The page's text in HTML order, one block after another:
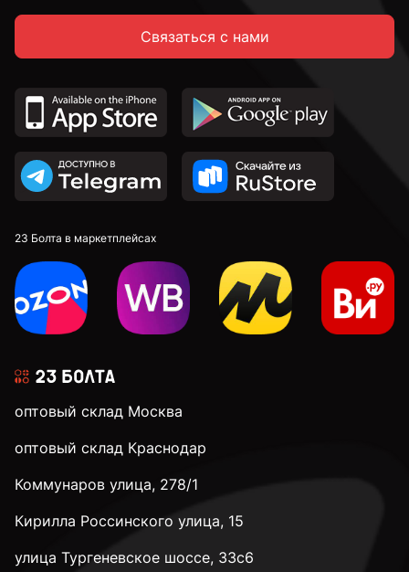
Связаться с нами
23 Болта в маркетплейсах
оптовый склад Москва
оптовый склад Краснодар
Коммунаров улица, 278/1
Кирилла Россинского улица, 15
улица Тургеневское шоссе, 33с6